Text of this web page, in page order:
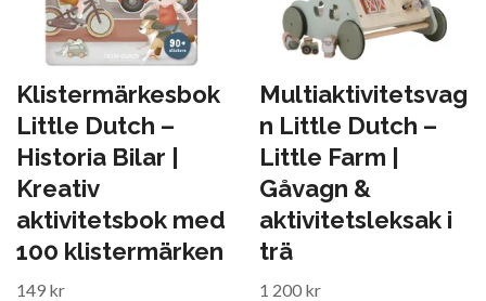
Klistermärkesbok
Little Dutch –
Historia Bilar |
Kreativ
aktivitetsbok med
100 klistermärken
149 kr
Multiaktivitetsvag
n Little Dutch –
Little Farm |
Gåvagn &
aktivitetsleksak i
trä
1 200 kr